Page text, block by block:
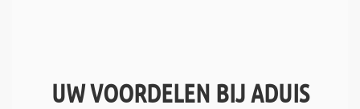
UW VOORDELEN BIJ ADUIS